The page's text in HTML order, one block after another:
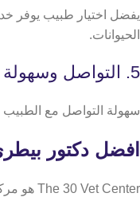
يفضل اختيار طبيب يوفر
الحيوانات.
5. التواصل وسهولة الحجز
سهولة التواصل مع الطبيب
افضل دكتور
The 30 Vet Center هو مركز بيطري في المعادي يعد من الخيارات الموثوقة لمن يبحث عن أفضل دكتور بيطري في مصر،